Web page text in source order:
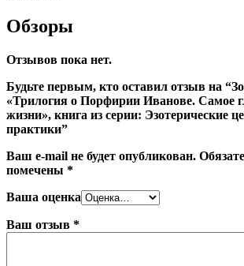
Обзоры
Отзывов пока нет.
Будьте первым, кто оставил отзыв на
«Трилогия о Порфирии Иванове. Самое
жизни», книга из серии: Эзотерические
практики”
Ваш e-mail не будет опубликован.
помечены *
Ваша оценка
Ваш отзыв *